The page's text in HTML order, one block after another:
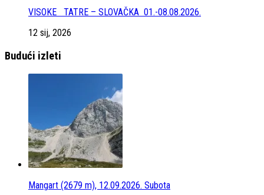
VISOKE TATRE – SLOVAČKA 01.-08.08.2026.
12 sij, 2026
Budući izleti
Mangart (2679 m), 12.09.2026. Subota